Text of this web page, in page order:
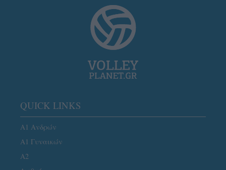
QUICK LINKS
Α1 Ανδρών
Α1 Γυναικών
A2